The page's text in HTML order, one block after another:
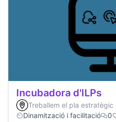
Incubadora d'ILPs
Treballem el pla estratègic
Dinamització i facilitació
0